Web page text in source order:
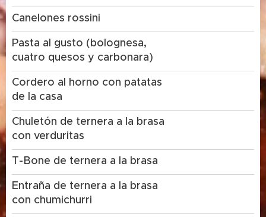
Canelones rossini
Pasta al gusto (bolognesa,
cuatro quesos y carbonara)
Cordero al horno con patatas
de la casa
Chuletón de ternera a la brasa
con verduritas
T-Bone de ternera a la brasa
Entraña de ternera a la brasa
con chumichurri